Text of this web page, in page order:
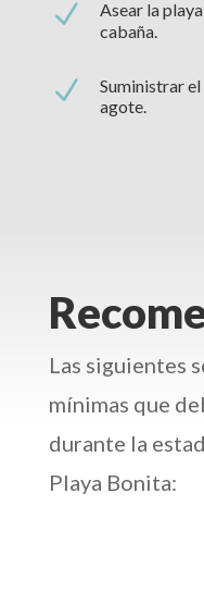
N
Asear la
cabaña.
N
Suministrar el
agote.
Las siguientes
mínimas que
durante la
Playa Bonita: